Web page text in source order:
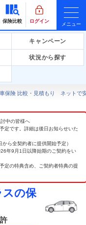
保険比較 ログイン
メニュー
キャンペーン
状況から探す
保険 比較・見積もり ネットで
中の皆様へ
定です。詳細は後日お知らせいた
ら全契約者に提供開始予定）
年9月1日以降始期のご契約をい
定の特典含め、ご契約者特典の提
スの保